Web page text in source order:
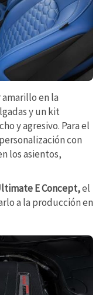
en la
y un kit
y agresivo. Para el
con
los asientos,
E Concept,el
a la producción en